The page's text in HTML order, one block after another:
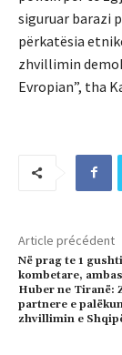
siguruar barazi
përkatësia
zhvillimin
Evropian”, tha
Article précédent
Në prag te 1
kombetare,
Huber ne Tiranë:
partnere e
zhvillimin e